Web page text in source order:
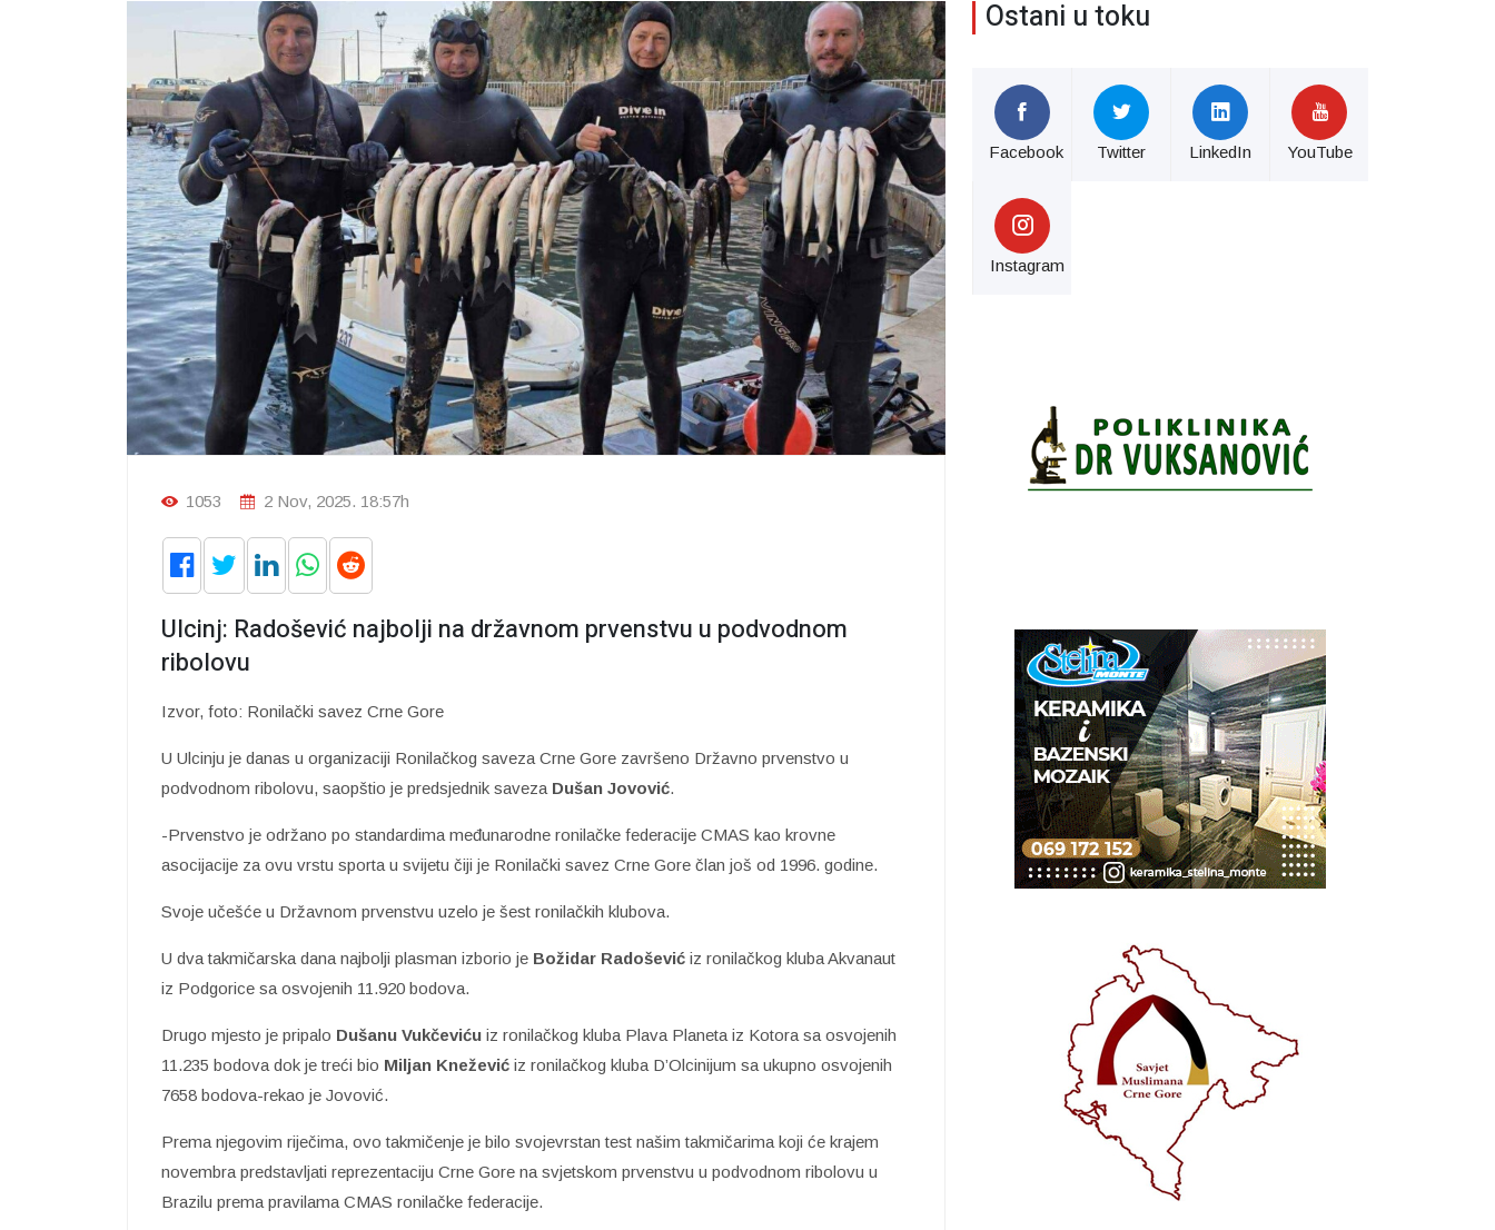
1053 2 Nov, 2025. 18:57h
Ulcinj: Radošević najbolji na državnom prvenstvu u podvodnom
ribolovu
Izvor, foto: Ronilački savez Crne Gore
U Ulcinju je danas u organizaciji Ronilačkog saveza Crne Gore završeno Državno prvenstvo u
podvodnom ribolovu, saopštio je predsjednik saveza Dušan Jovović.
-Prvenstvo je održano po standardima međunarodne ronilačke federacije CMAS kao krovne
asocijacije za ovu vrstu sporta u svijetu čiji je Ronilački savez Crne Gore član još od 1996. godine.
Svoje učešće u Državnom prvenstvu uzelo je šest ronilačkih klubova.
U dva takmičarska dana najbolji plasman izborio je Božidar Radošević iz ronilačkog kluba Akvanaut
iz Podgorice sa osvojenih 11.920 bodova.
Drugo mjesto je pripalo Dušanu Vukčeviću iz ronilačkog kluba Plava Planeta iz Kotora sa osvojenih
11.235 bodova dok je treći bio Miljan Knežević iz ronilačkog kluba D’Olcinijum sa ukupno osvojenih
7658 bodova-rekao je Jovović.
Prema njegovim riječima, ovo takmičenje je bilo svojevrstan test našim takmičarima koji će krajem
novembra predstavljati reprezentaciju Crne Gore na svjetskom prvenstvu u podvodnom ribolovu u
Brazilu prema pravilama CMAS ronilačke federacije.
Ostani u toku
Facebook Twitter LinkedIn YouTube
Instagram